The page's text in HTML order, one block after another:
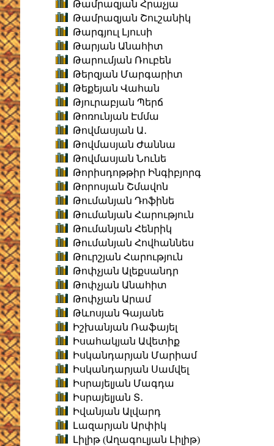
Թամրազյան Հրաչյա
Թամրազյան Շուշանիկ
Թարգյուլ Լյուսի
Թարյան Անահիտ
Թարումյան Ռուբեն
Թերզյան Մարգարիտ
Թեքեյան Վահան
Թյուրաբյան Պերճ
Թոռունյան Էմմա
Թովմասյան Ա․
Թովմասյան Ժաննա
Թովմասյան Նունե
Թորիսդոթթիր Ինգիբյորգ
Թորոսյան Շմավոն
Թումանյան Դոֆինե
Թումանյան Հարություն
Թումանյան Հենրիկ
Թումանյան Հովհաննես
Թուրշյան Հարություն
Թոփչյան Ալեքսանդր
Թոփչյան Անահիտ
Թոփչյան Արամ
Թևոսյան Գայանե
Իշխանյան Ռաֆայել
Իսահակյան Ավետիք
Իսկանդարյան Մարիամ
Իսկանդարյան Սամվել
Իսրայելյան Մագդա
Իսրայելյան Տ․
Իվանյան Ալվարդ
Լազարյան Արփիկ
Լիլիթ (Աղագուլյան Լիլիթ)